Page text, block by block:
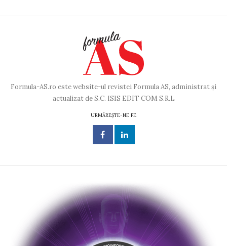
Formula-AS.ro este website-ul revistei Formula AS, administrat și
actualizat de S.C. ISIS EDIT COM S.R.L
URMĂREȘTE-NE PE